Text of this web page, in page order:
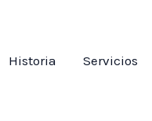
Historia Servicios